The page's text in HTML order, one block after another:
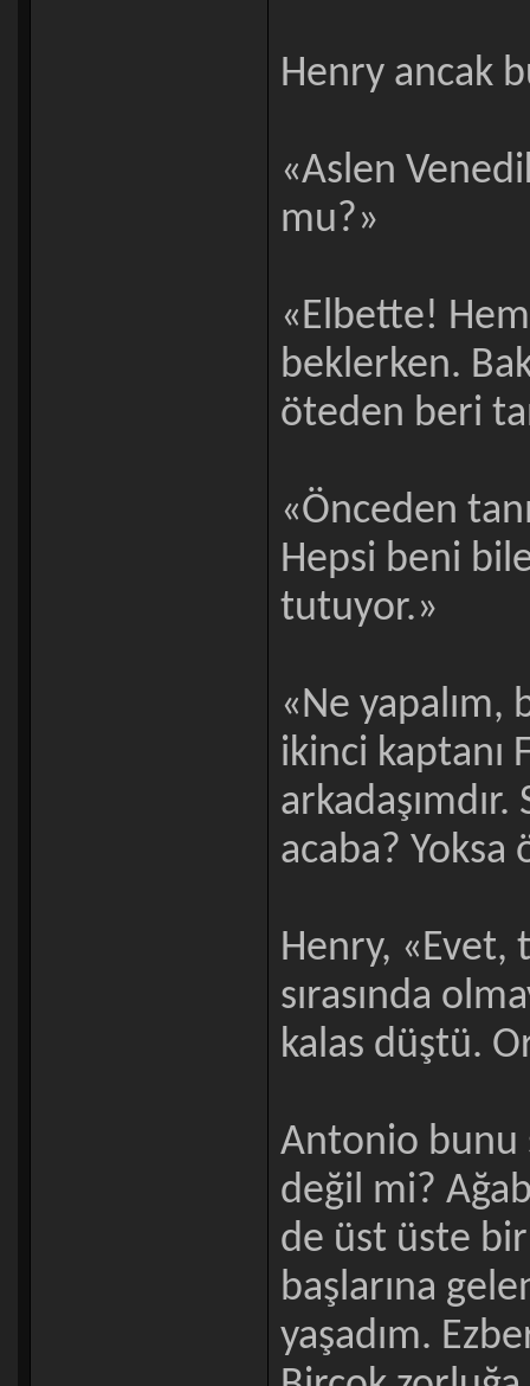
Henry ancak
«Aslen
mu?»
«Elbette!
beklerken.
öteden beri
«Önceden
Hepsi beni
tutuyor.»
«Ne yapalım,
ikinci kaptanı
acaba? Yoksa
Henry, «Evet,
sırasında
kalas düştü.
Antonio bunu
değil mi?
de üst üste
başlarına
yaşadım.